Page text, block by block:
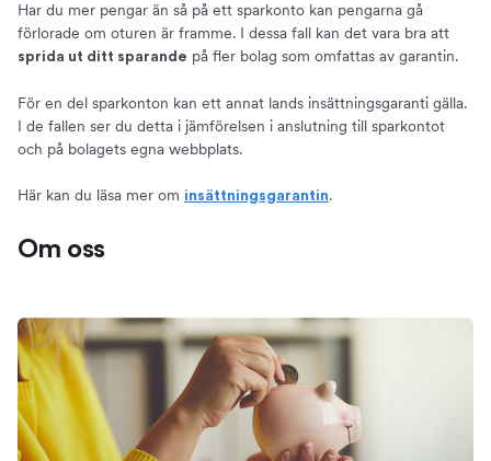
Har du mer pengar än så på ett sparkonto kan pengarna gå
förlorade om oturen är framme. I dessa fall kan det vara bra att
sprida ut ditt sparande på fler bolag som omfattas av garantin.
För en del sparkonton kan ett annat lands insättningsgaranti gälla.
I de fallen ser du detta i jämförelsen i anslutning till sparkontot
och på bolagets egna webbplats.
Här kan du läsa mer om insättningsgarantin.
Om oss